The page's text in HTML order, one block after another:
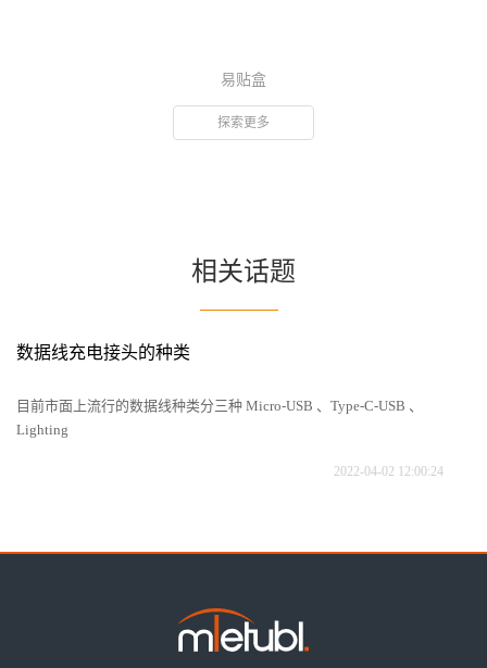
易贴盒
探索更多
相关话题
数据线充电接头的种类
目前市面上流行的数据线种类分三种 Micro-USB 、Type-C-USB 、
Lighting
2022-04-02 12:00:24